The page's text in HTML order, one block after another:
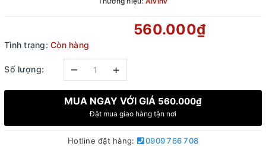
560.000₫
Tình trạng: Còn hàng
Số lượng: – +
MUA NGAY VỚI GIÁ 560.000₫
Đặt mua giao hàng tận nơi
Hotline đặt hàng:
0909 766 708